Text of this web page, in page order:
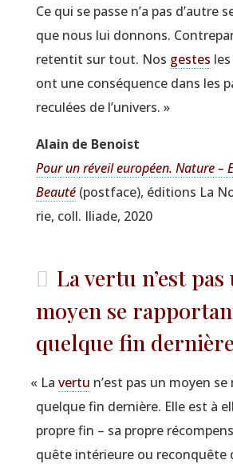
Ce qui se passe n’a pas d’autre
que nous lui don­nons.
reten­tit sur tout. Nos gestes
ont une consé­quence dans les
recu­lées de l’univers. »
Alain de Benoist
Pour un réveil euro­péen. Nature –
Beau­té(post­face), édi­tions La
rie, coll. Iliade, 2020
La vertu n’est pas
moyen se
quelque fin
« Laver­tu n’est pas un moyen
quelque fin der­nière. Elle est à
propre fin – sa propre
quête inté­rieure ou recon­quête